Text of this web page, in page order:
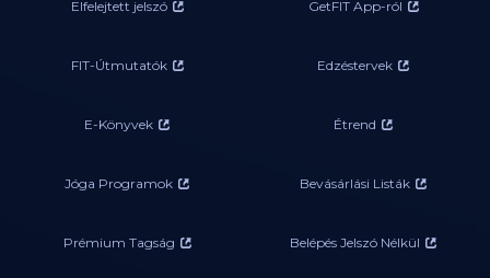
Elfelejtett jelszó GetFIT App-ról
FIT-Útmutatók Edzéstervek
E-Könyvek Étrend
Jóga Programok Bevásárlási Listák
Prémium Tagság Belépés Jelszó Nélkül